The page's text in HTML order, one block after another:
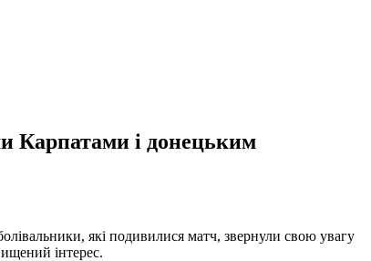
Карпатами і донецьким
які подивилися матч, звернули свою увагу
інтерес.